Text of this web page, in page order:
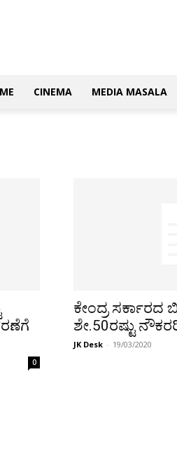
CINEMA MEDIA MASALA
0
ಕೇಂದ್ರ ಸರ್ಕಾರದ
ಶೇ.50ರಷ್ಟು
JK Desk - 19/03/2020